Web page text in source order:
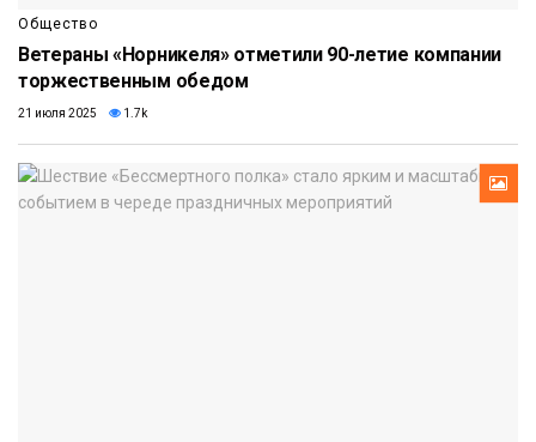
Общество
Ветераны «Норникеля» отметили 90-летие компании
торжественным обедом
21 июля 2025 1.7k